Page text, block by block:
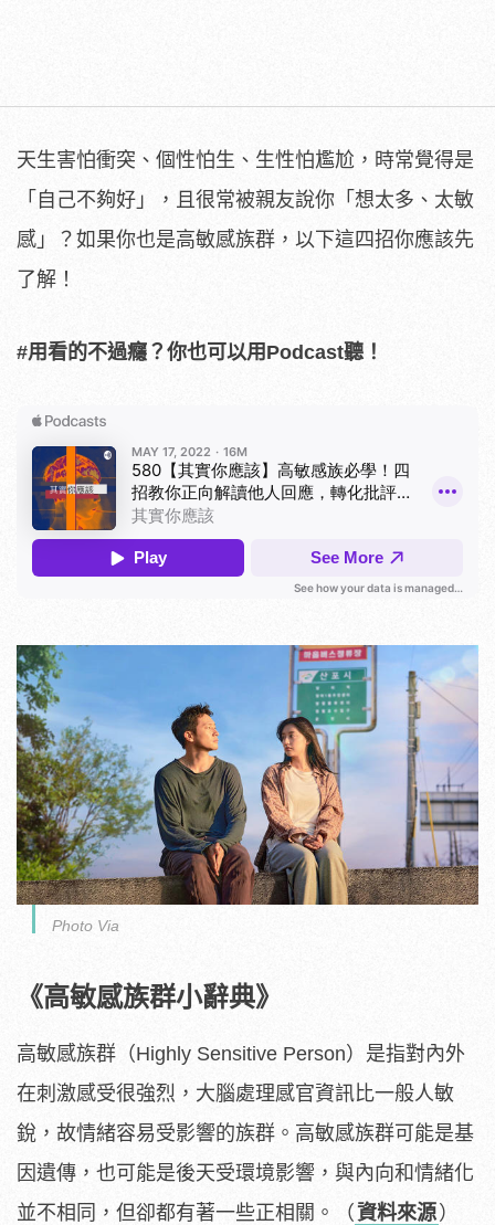
天生害怕衝突、個性怕生、生性怕尷尬，時常覺得是
「自己不夠好」，且很常被親友說你「想太多、太敏
感」？如果你也是高敏感族群，以下這四招你應該先
了解！
#用看的不過癮？你也可以用Podcast聽！
Photo Via
《高敏感族群小辭典》
高敏感族群（Highly Sensitive Person）是指對內外
在刺激感受很強烈，大腦處理感官資訊比一般人敏
銳，故情緒容易受影響的族群。高敏感族群可能是基
因遺傳，也可能是後天受環境影響，與內向和情緒化
並不相同，但卻都有著一些正相關。（資料來源）